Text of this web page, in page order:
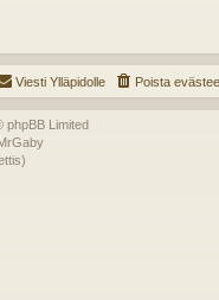
Poista
Viesti Ylläpidolle
Limited